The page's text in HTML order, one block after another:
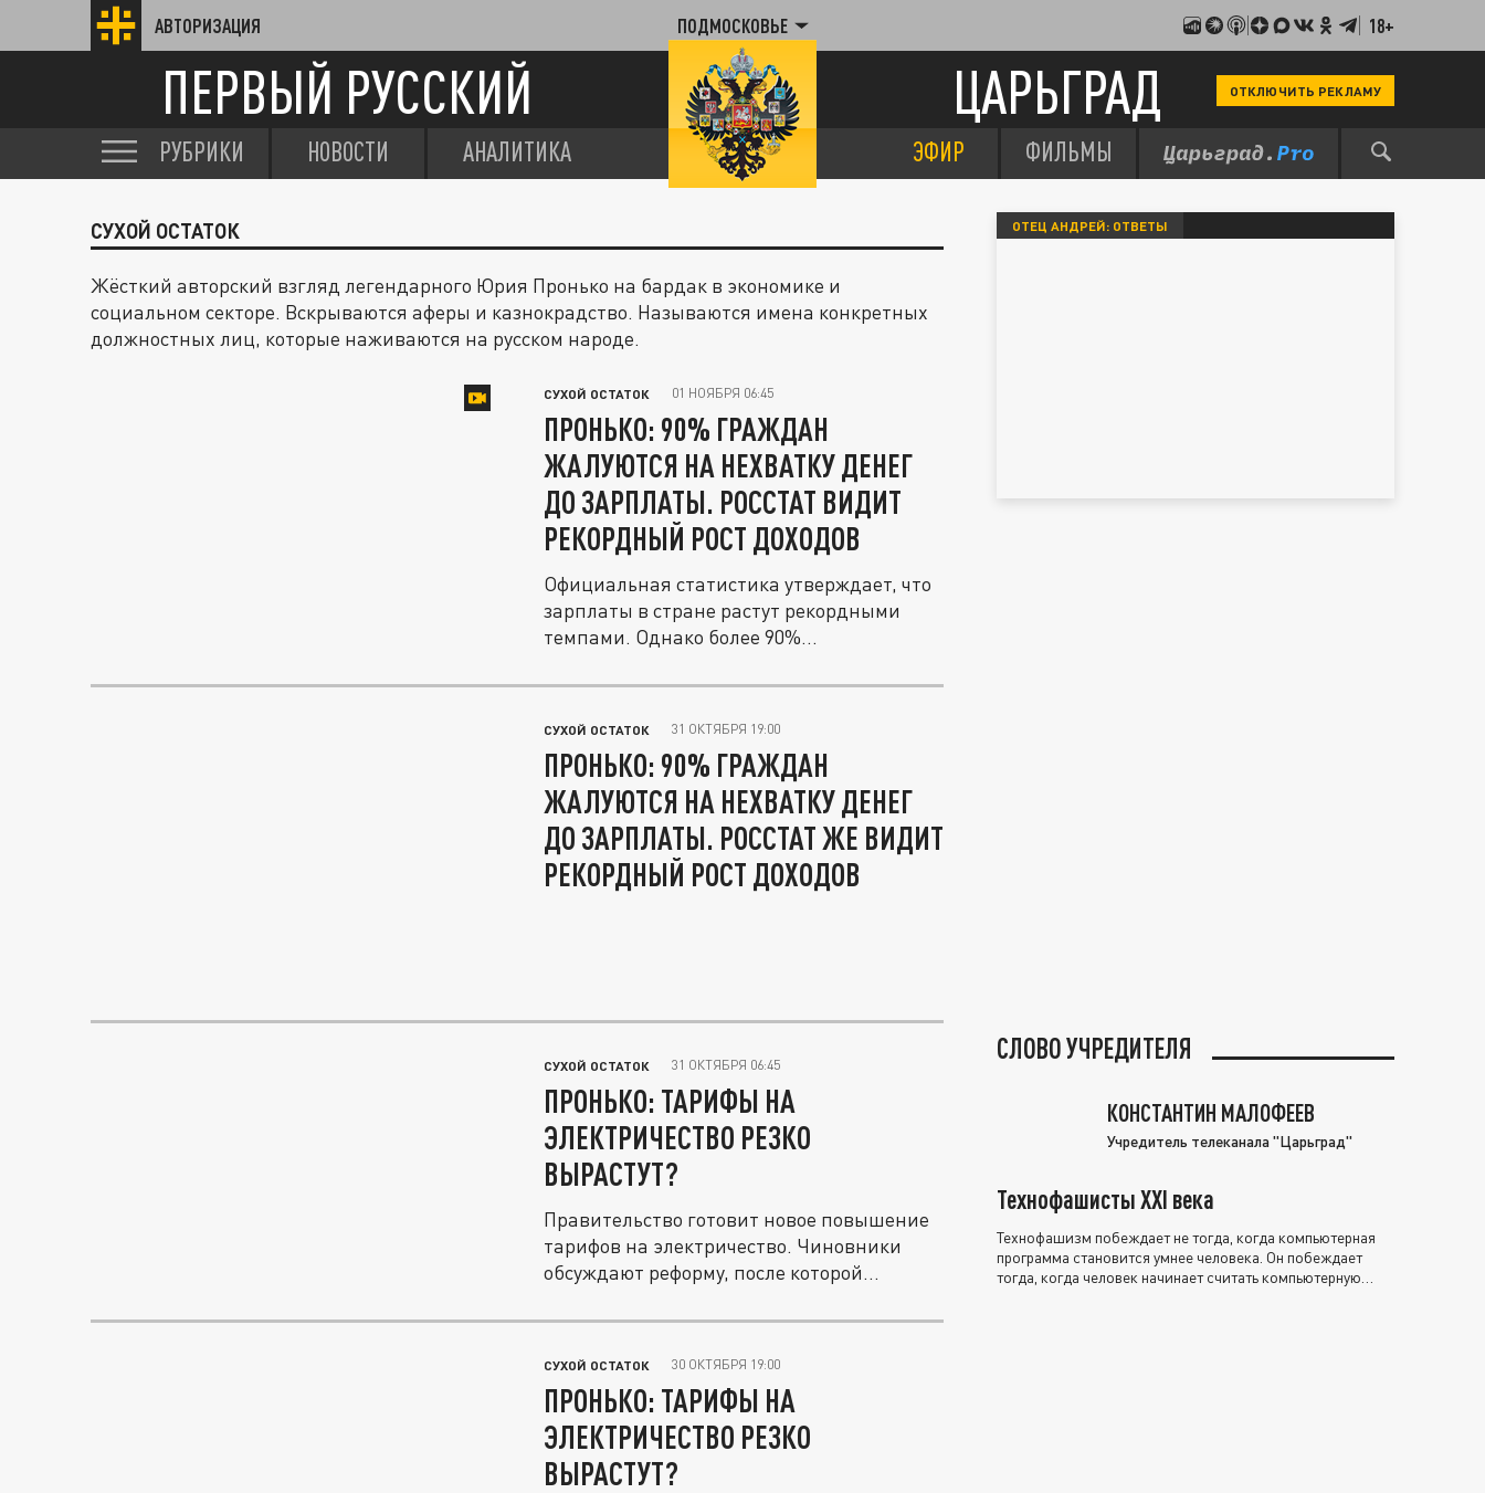
АВТОРИЗАЦИЯ ПОДМОСКОВЬЕ 18+
ПЕРВЫЙ РУССКИЙ ЦАРЬГРАД ОТКЛЮЧИТЬ РЕКЛАМУ
РУБРИКИ НОВОСТИ АНАЛИТИКА ЭФИР ФИЛЬМЫ
СУХОЙ ОСТАТОК
Жёсткий авторский взгляд легендарного Юрия Пронько на бардак в экономике и
социальном секторе. Вскрываются аферы и казнокрадство. Называются имена конкретных
должностных лиц, которые наживаются на русском народе.
СУХОЙ ОСТАТОК 01 НОЯБРЯ 06:45
ПРОНЬКО: 90% ГРАЖДАН
ЖАЛУЮТСЯ НА НЕХВАТКУ ДЕНЕГ
ДО ЗАРПЛАТЫ. РОССТАТ ВИДИТ
РЕКОРДНЫЙ РОСТ ДОХОДОВ
Официальная статистика утверждает, что
зарплаты в стране растут рекордными
темпами. Однако более 90%...
СУХОЙ ОСТАТОК 31 ОКТЯБРЯ 19:00
ПРОНЬКО: 90% ГРАЖДАН
ЖАЛУЮТСЯ НА НЕХВАТКУ ДЕНЕГ
ДО ЗАРПЛАТЫ. РОССТАТ ЖЕ ВИДИТ
РЕКОРДНЫЙ РОСТ ДОХОДОВ
СУХОЙ ОСТАТОК 31 ОКТЯБРЯ 06:45
ПРОНЬКО: ТАРИФЫ НА
ЭЛЕКТРИЧЕСТВО РЕЗКО
ВЫРАСТУТ?
Правительство готовит новое повышение
тарифов на электричество. Чиновники
обсуждают реформу, после которой...
СУХОЙ ОСТАТОК 30 ОКТЯБРЯ 19:00
ПРОНЬКО: ТАРИФЫ НА
ЭЛЕКТРИЧЕСТВО РЕЗКО
ВЫРАСТУТ?
ОТЕЦ АНДРЕЙ: ОТВЕТЫ
СЛОВО УЧРЕДИТЕЛЯ
КОНСТАНТИН МАЛОФЕЕВ
Учредитель телеканала "Царьград"
Технофашисты XXI века
Технофашизм побеждает не тогда, когда компьютерная
программа становится умнее человека. Он побеждает
тогда, когда человек начинает считать компьютерную